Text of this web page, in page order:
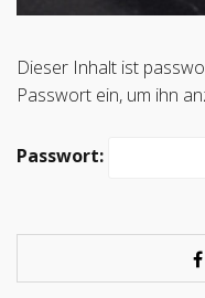
Dieser Inhalt ist
Passwort ein, um ihn
Passwort: